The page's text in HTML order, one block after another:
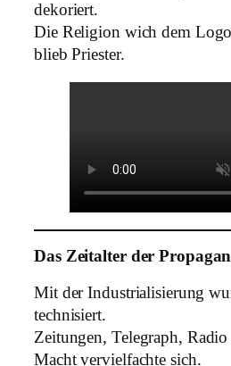
dekoriert.
Die Religion wich dem
blieb Priester.
Das Zeitalter der
Mit der Industrialisierung
technisiert.
Zeitungen, Telegraph,
Macht vervielfachte sich.